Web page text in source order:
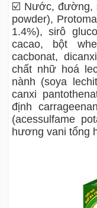
☑️ Nước, đường,
powder),
1.4%), sirô
cacao, bột
cacbonat,
chất nhữ hoá
nành (soya
canxi
định
(acessulfame
hương vani tổng